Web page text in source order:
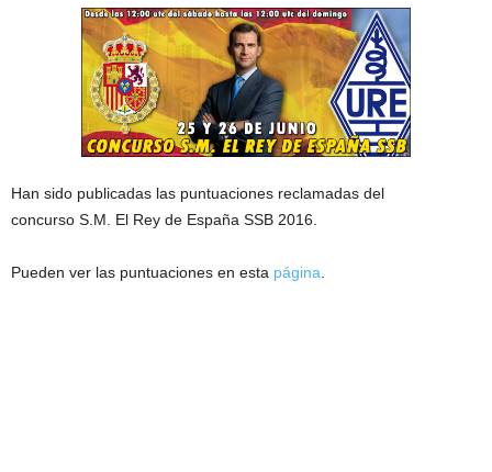
Han sido publicadas las puntuaciones reclamadas del
concurso S.M. El Rey de España SSB 2016.
Pueden ver las puntuaciones en esta página